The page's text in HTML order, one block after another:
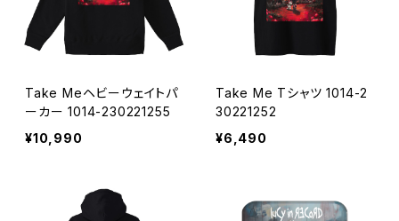
Take Meヘビーウェイトパ
ーカー 1014-230221255
¥10,990
Take Me Tシャツ 1014-2
30221252
¥6,490